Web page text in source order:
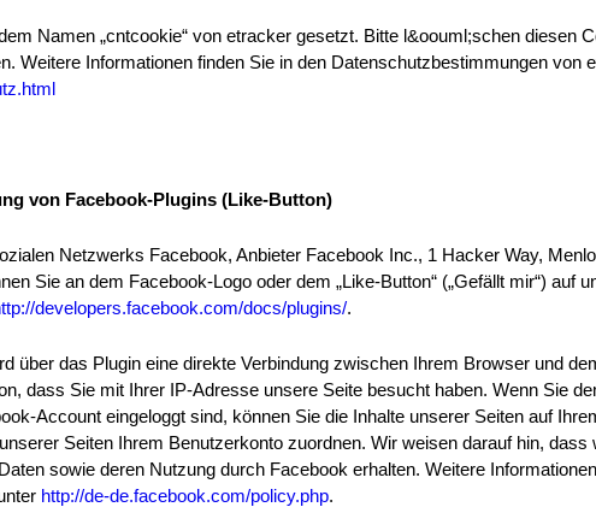
Namen „cntcookie“ von etracker gesetzt. Bitte l&oouml;schen diesen
Weitere Informationen finden Sie in den Datenschutzbestimmungen von
von Facebook-Plugins (Like-Button)
Netzwerks Facebook, Anbieter Facebook Inc., 1 Hacker Way,
Sie an dem Facebook-Logo oder dem „Like-Button“ („Gefällt mir“) auf
developers.facebook.com/docs/plugins/.
über das Plugin eine direkte Verbindung zwischen Ihrem Browser und
dass Sie mit Ihrer IP-Adresse unsere Seite besucht haben. Wenn Sie
Account eingeloggt sind, können Sie die Inhalte unserer Seiten auf
Seiten Ihrem Benutzerkonto zuordnen. Wir weisen darauf hin, dass
sowie deren Nutzung durch Facebook erhalten. Weitere
http://de-de.facebook.com/policy.php.